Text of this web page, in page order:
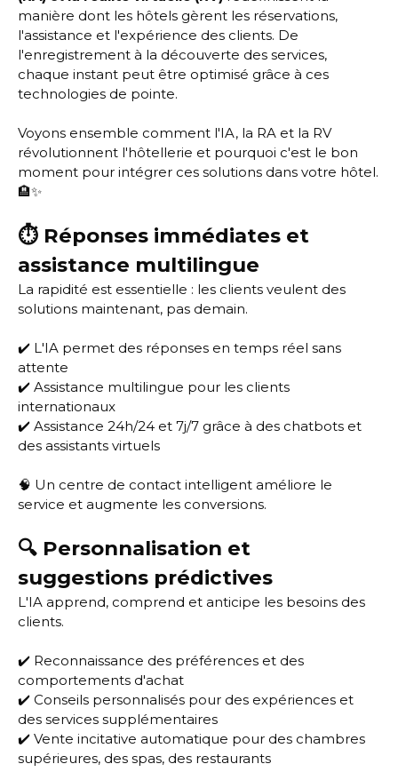
manière dont les hôtels gèrent les réservations,
l'assistance et l'expérience des clients. De
l'enregistrement à la découverte des services,
chaque instant peut être optimisé grâce à ces
technologies de pointe.
Voyons ensemble comment l'IA, la RA et la RV
révolutionnent l'hôtellerie et pourquoi c'est le bon
moment pour intégrer ces solutions dans votre hôtel.
🏨✨
⏱️ Réponses immédiates et
assistance multilingue
La rapidité est essentielle : les clients veulent des
solutions maintenant, pas demain.
✔️ L'IA permet des réponses en temps réel sans
attente
✔️ Assistance multilingue pour les clients
internationaux
✔️ Assistance 24h/24 et 7j/7 grâce à des chatbots et
des assistants virtuels
🧠 Un centre de contact intelligent améliore le
service et augmente les conversions.
🔍 Personnalisation et
suggestions prédictives
L'IA apprend, comprend et anticipe les besoins des
clients.
✔️ Reconnaissance des préférences et des
comportements d'achat
✔️ Conseils personnalisés pour des expériences et
des services supplémentaires
✔️ Vente incitative automatique pour des chambres
supérieures, des spas, des restaurants